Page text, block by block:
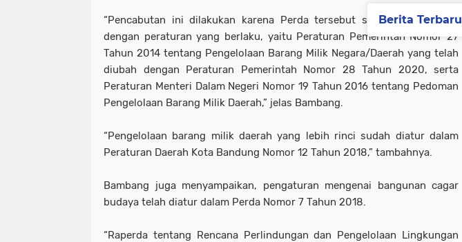
“Pencabutan ini dilakukan karena Perda tersebut sudah tidak sesuai
dengan peraturan yang berlaku, yaitu Peraturan Pemerintah Nomor 27
Tahun 2014 tentang Pengelolaan Barang Milik Negara/Daerah yang telah
diubah dengan Peraturan Pemerintah Nomor 28 Tahun 2020, serta
Peraturan Menteri Dalam Negeri Nomor 19 Tahun 2016 tentang Pedoman
Pengelolaan Barang Milik Daerah,” jelas Bambang.
“Pengelolaan barang milik daerah yang lebih rinci sudah diatur dalam
Peraturan Daerah Kota Bandung Nomor 12 Tahun 2018,” tambahnya.
Bambang juga menyampaikan, pengaturan mengenai bangunan cagar
budaya telah diatur dalam Perda Nomor 7 Tahun 2018.
“Raperda tentang Rencana Perlindungan dan Pengelolaan Lingkungan
Berita Terbaru